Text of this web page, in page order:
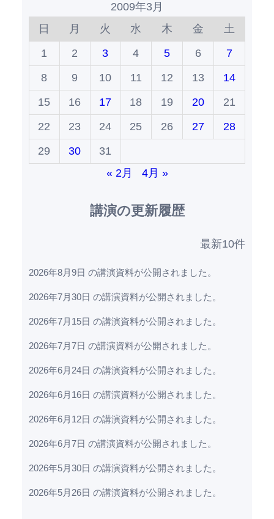
2009年3月
日
月 火 水 木 金
土
1
2 3 4 5 6
7
8
9 10 11 12 13
14
15
16 17 18 19 20
21
22
23 24 25 26 27
28
29
30
31
« 2月
4月 »
講演の更新履歴
最新10件
2026年8月9日 の講演資料が公開されました。
2026年7月30日 の講演資料が公開されました。
2026年7月15日 の講演資料が公開されました。
2026年7月7日 の講演資料が公開されました。
2026年6月24日 の講演資料が公開されました。
2026年6月16日 の講演資料が公開されました。
2026年6月12日 の講演資料が公開されました。
2026年6月7日 の講演資料が公開されました。
2026年5月30日 の講演資料が公開されました。
2026年5月26日 の講演資料が公開されました。